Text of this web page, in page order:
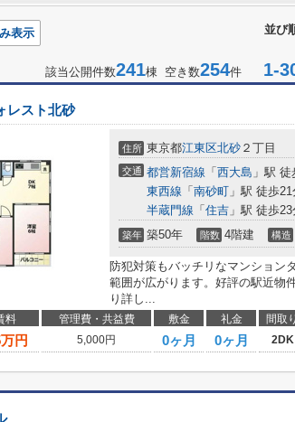
並び
表示
該当公開件数241棟 空き数254件 1-
レスト北砂
住所 東京都江東区北砂 ２丁目
交通 都営新宿線 「 西大島 」駅 徒
東西線 「 南砂町 」駅 徒歩21
半蔵門線 「 住吉 」駅 徒歩23
築年 築50年 階数 4階建 構造
防犯対策もバッチリなマンション
範囲が広がります。好評の駅近物
り詳し...
料 管理費・共益費 敷金 礼金 間取り
万円 5,000円 0ヶ月 0ヶ月 2DK